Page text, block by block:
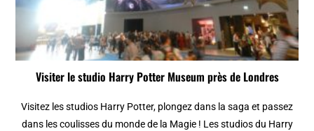
Visiter le studio Harry Potter Museum près de Londres
Visitez les studios Harry Potter, plongez dans la saga et passez
dans les coulisses du monde de la Magie ! Les studios du Harry